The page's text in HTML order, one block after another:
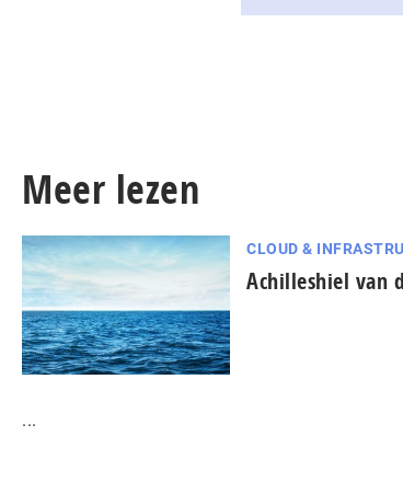
Meer lezen
CLOUD &
Achilleshiel van
...